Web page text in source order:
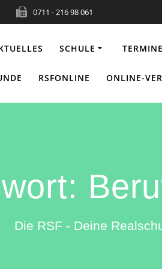
0711 - 216 98 061
SCHULE TERMINE
RSFONLINE ONLINE-
Die RSF - Deine